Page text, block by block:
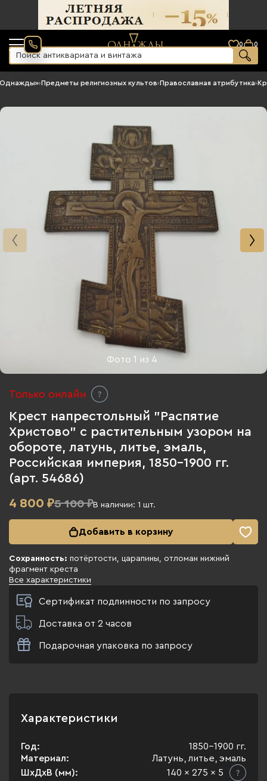
0 0
›Предметы религиозных культов›Православная атрибутика›
Фото1 из 4
Только онлайн
Крест напрестольный "Распятие
Христово" с растительным узором на
обороте, латунь, литье, эмаль,
Российская империя, 1850-1900 гг.
(арт. 54686)
4 800 ₽5 100 ₽В наличии: 1 шт.
Добавить в корзину
Сохранность: потёртости, царапины, отломан нижний
фрагмент креста
Все характеристики
Сертификат подлинности по запросу
Доставка от 2 часов
Подарочная упаковка по запросу
Характеристики
Год:
1850-1900 гг.
Материал:
Латунь, литье, эмаль
ШхДхВ (мм):
140 x 275 x 5